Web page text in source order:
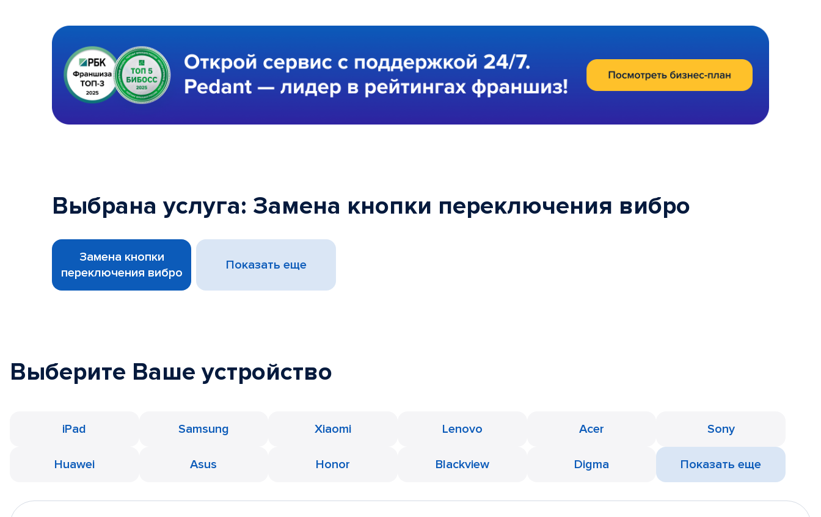
Выбрана услуга: Замена кнопки переключения вибро
Замена кнопки
переключения вибро
Показать еще
Выберите Ваше устройство
iPad Samsung Xiaomi Lenovo Acer Sony
Huawei Asus Honor Blackview Digma Показать еще